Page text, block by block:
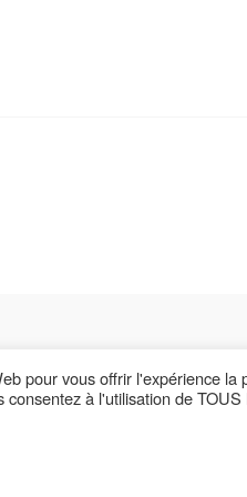
pour vous offrir l'expérience
à l'utilisation de TOUS